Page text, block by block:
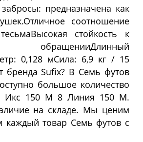
предназначена как
соотношение
стойкость к
0,128 мСила: 6,9 кг / 15
бренда Sufix? В Семь футов
большое количество
Икс 150 M 8 Линия 150 M.
на складе. Мы ценим
каждый товар Семь футов с